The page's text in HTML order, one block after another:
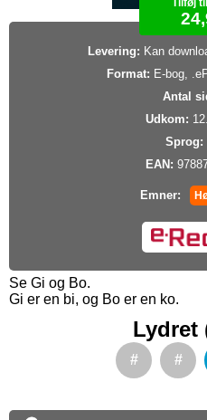
Tilføj
Levering: Kan
Format: E-bog,
Antal
Udkom:
Sprog:
EAN:
Emner:
Se Gi og Bo.
Gi er en bi, og Bo er en ko.
Lydret
# #